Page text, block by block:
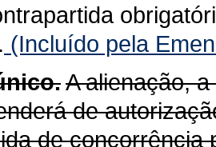
(Incluído pela
A alienação,
de
de concorrência